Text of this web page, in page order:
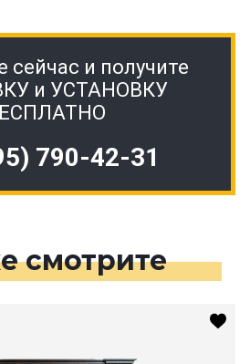
сейчас и получите
и УСТАНОВКУ
790-42-31
смотрите